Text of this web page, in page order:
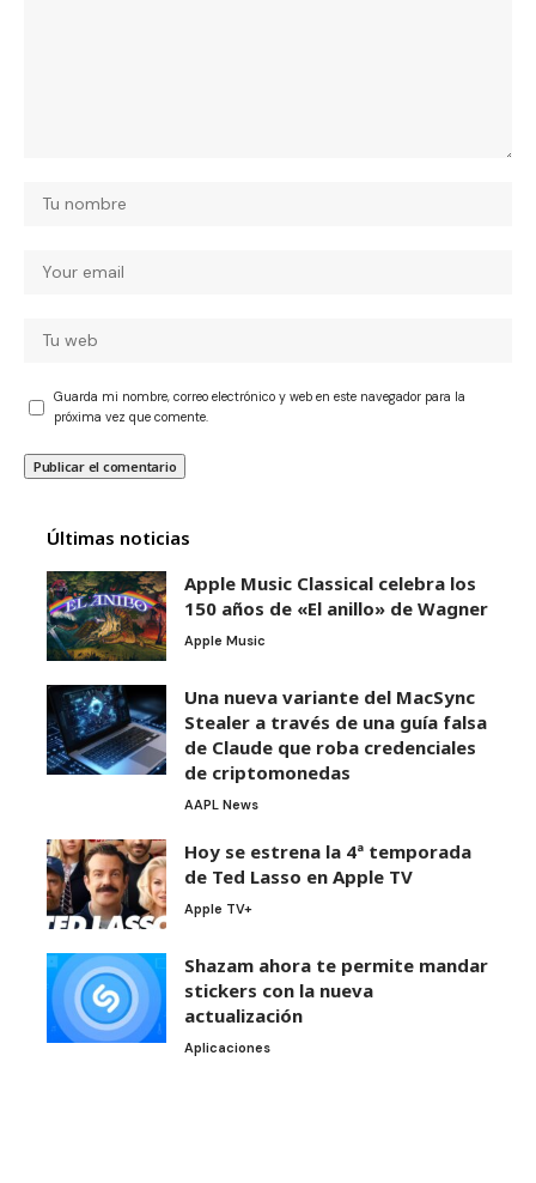
Guarda mi nombre, correo electrónico y web en este navegador para la
próxima vez que comente.
Últimas noticias
Apple Music Classical celebra los
150 años de «El anillo» de Wagner
Apple Music
Una nueva variante del MacSync
Stealer a través de una guía falsa
de Claude que roba credenciales
de criptomonedas
AAPL News
Hoy se estrena la 4ª temporada
de Ted Lasso en Apple TV
Apple TV+
Shazam ahora te permite mandar
stickers con la nueva
actualización
Aplicaciones